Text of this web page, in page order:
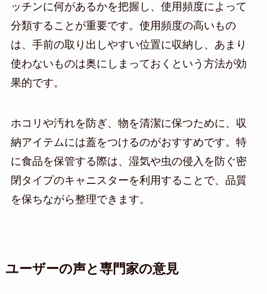
ッチンに何があるかを把握し、使用頻度によって
分類することが重要です。使用頻度の高いもの
は、手前の取り出しやすい位置に収納し、あまり
使わないものは奥にしまっておくという方法が効
果的です。
ホコリや汚れを防ぎ、物を清潔に保つために、収
納アイテムには蓋をつけるのがおすすめです。特
に食品を保管する際は、湿気や虫の侵入を防ぐ密
閉タイプのキャニスターを利用することで、品質
を保ちながら整理できます。
ユーザーの声と専門家の意見